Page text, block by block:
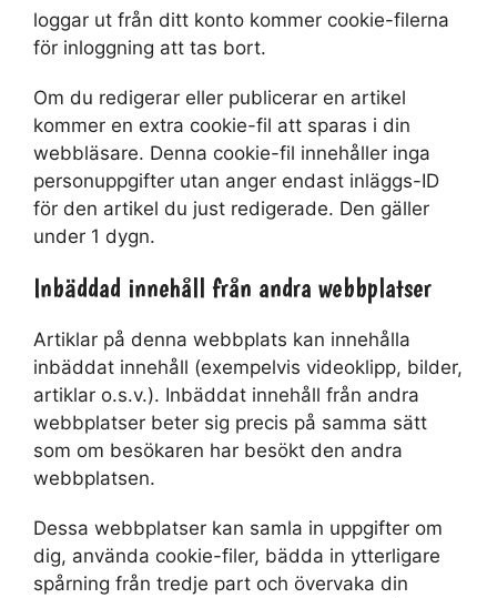
loggar ut från ditt konto kommer cookie-filerna
för inloggning att tas bort.
Om du redigerar eller publicerar en artikel
kommer en extra cookie-fil att sparas i din
webbläsare. Denna cookie-fil innehåller inga
personuppgifter utan anger endast inläggs-ID
för den artikel du just redigerade. Den gäller
under 1 dygn.
Inbäddad innehåll från andra webbplatser
Artiklar på denna webbplats kan innehålla
inbäddat innehåll (exempelvis videoklipp, bilder,
artiklar o.s.v.). Inbäddat innehåll från andra
webbplatser beter sig precis på samma sätt
som om besökaren har besökt den andra
webbplatsen.
Dessa webbplatser kan samla in uppgifter om
dig, använda cookie-filer, bädda in ytterligare
spårning från tredje part och övervaka din